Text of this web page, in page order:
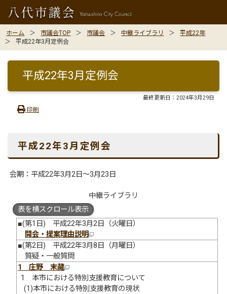
ホーム 市議会TOP 市議会 中継ライブラリ
平成22年
平成22年3月定例会
平成22年3月定例会
最終更新日： 2024年3月29日
印刷
平成22年3月定例会
会期：平成22年3月2日～3月23日
中継ライブラリ
表を横スクロール表示
■(第1日) 平成22年3月2日（火曜日）
開会・提案理由説明
■(第2日) 平成22年3月8日（月曜日）
質疑・一般質問
1 庄野 末藏
1 本市における特別支援教育について
(1)本市における特別支援教育の現状